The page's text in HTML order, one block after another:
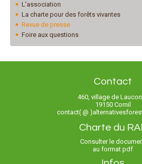
L’association
La charte pour des forêts vivantes
Revue de presse
Foire aux questions
Contact
460, village de
19150 Cornil
contact( @
Charte du
Consulter le
au format pdf